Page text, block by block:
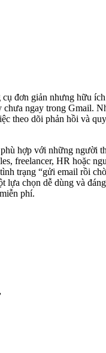
đơn giản nhưng hữu
chưa ngay trong Gmail.
theo dõi phản hồi và
hợp với những người
freelancer, HR hoặc
trạng “gửi email rồi
lựa chọn dễ dùng và
phí.